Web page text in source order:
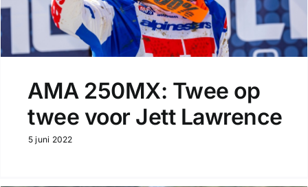
AMA 250MX: Twee op
twee voor Jett Lawrence
5 juni 2022